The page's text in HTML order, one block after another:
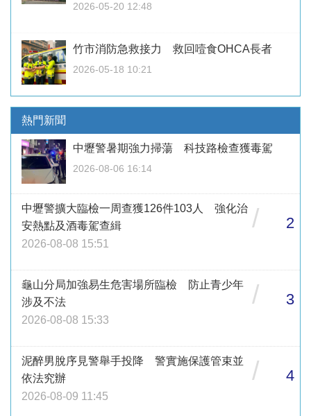
2026-05-20 12:48
竹市消防急救接力 救回噎食OHCA長者
2026-05-18 10:21
熱門新聞
中壢警暑期強力掃蕩 科技路檢查獲毒駕
2026-08-06 16:14
中壢警擴大臨檢一周查獲126件103人 強化治
安熱點及酒毒駕查緝
2026-08-08 15:51
/ 2
龜山分局加強易生危害場所臨檢 防止青少年
涉及不法
2026-08-08 15:33
/ 3
泥醉男脫序見警舉手投降 警實施保護管束並
依法究辦
2026-08-09 11:45
/ 4